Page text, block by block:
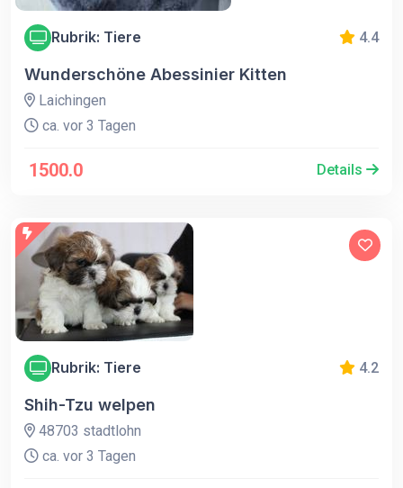
Rubrik: Tiere 4.4
Wunderschöne Abessinier Kitten
Laichingen
ca. vor 3 Tagen
1500.0 Details
Rubrik: Tiere 4.2
Shih-Tzu welpen
48703 stadtlohn
ca. vor 3 Tagen